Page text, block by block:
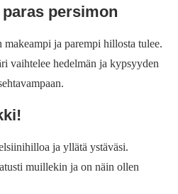
persimon
ja parempi hillosta tulee.
vaihtelee hedelmän ja kypsyyden
ja yllätä ystäväsi.
muillekin ja on näin ollen